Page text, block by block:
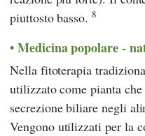
piuttosto basso.8
Medicina popolare -
Nella fitoterapia
utilizzato come pianta
secrezione biliare negli
Vengono utilizzati per la